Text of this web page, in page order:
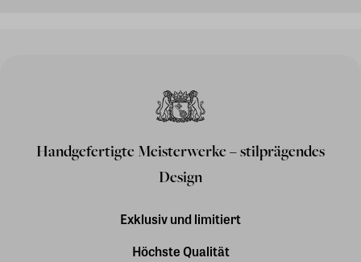
Handgefertigte Meisterwerke – stilprägendes
Design
Exklusiv und limitiert
Höchste Qualität